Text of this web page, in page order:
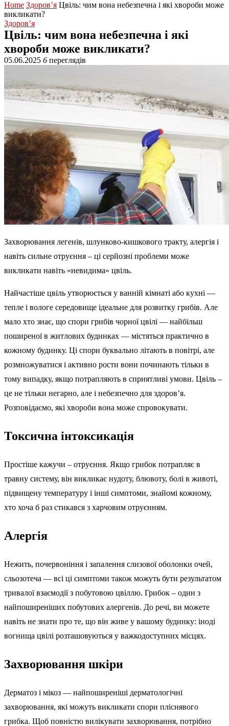
Home Здоров’я Цвіль: чим вона небезпечна і які хвороби може
викликати?
Здоров’я
Цвіль: чим вона небезпечна і які
хвороби може викликати?
05.06.2025 6 переглядів
Захворювання легенів, шлунково-кишкового тракту, алергія і
навіть сильне отруєння – ці серйозні проблеми може
викликати навіть «невидима» цвіль.
Найчастіше цвіль утворюється у ванній кімнаті або кухні —
тепле і вологе середовище ідеальне для розвитку грибів. Але
мало хто знає, що спори грибів чорної цвілі — найбільш
поширеної в житлових будинках — містяться практично в
кожному будинку. Ці спори буквально літають в повітрі, але
розмножуватися і активно рости вони починають тільки в
тому випадку, якщо потрапляють в сприятливі умови. Цвіль –
це не тільки негарно, але і небезпечно для здоров’я.
Розповідаємо, які хвороби вона може спровокувати.
Токсична інтоксикація
Простіше кажучи – отруєння. Якщо грибок потрапляє в
травну систему, він викликає нудоту, блювоту, болі в животі,
підвищену температуру і інші симптоми, знайомі кожному,
хто хоча б раз стикався з харчовим отруєнням.
Алергія
Нежить, почервоніння і запалення слизової оболонки очей,
сльозотеча — всі ці симптоми також можуть бути результатом
тривалої взаємодії з побутовою цвіллю. Грибок – один з
найпоширеніших побутових алергенів. До речі, ви можете
навіть не знати про те, що він живе у вашому будинку: іноді
вогнища цвілі розташовуються у важкодоступних місцях.
Захворювання шкіри
Дерматоз і мікоз — найпоширеніші дерматологічні
захворювання, які можуть викликати спори пліснявого
грибка. Щоб повністю вилікувати захворювання, потрібно